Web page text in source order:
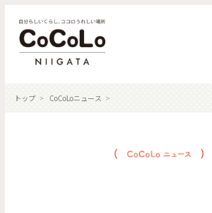
トップ CoCoLoニュース